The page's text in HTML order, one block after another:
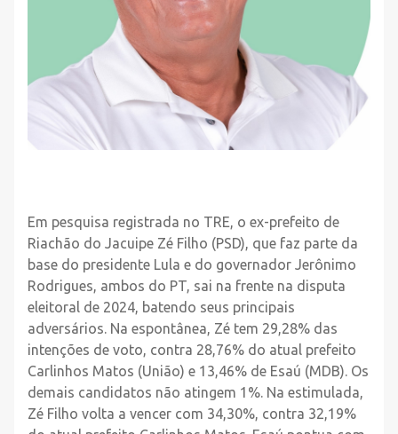
Em pesquisa registrada no TRE, o ex-prefeito de
Riachão do Jacuipe Zé Filho (PSD), que faz parte da
base do presidente Lula e do governador Jerônimo
Rodrigues, ambos do PT, sai na frente na disputa
eleitoral de 2024, batendo seus principais
adversários. Na espontânea, Zé tem 29,28% das
intenções de voto, contra 28,76% do atual prefeito
Carlinhos Matos (União) e 13,46% de Esaú (MDB). Os
demais candidatos não atingem 1%. Na estimulada,
Zé Filho volta a vencer com 34,30%, contra 32,19%